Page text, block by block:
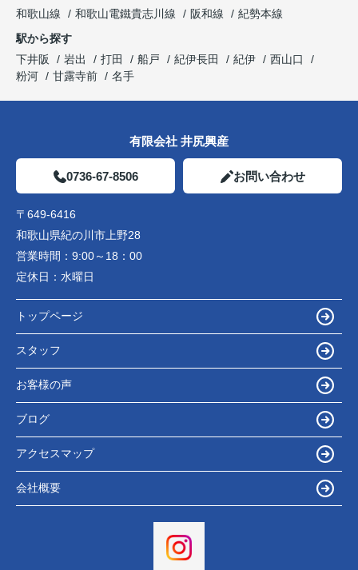
和歌山線
和歌山電鐵貴志川線 阪和線
紀勢本線
駅から探す
下井阪
岩出 打田 船戸 紀伊長田 紀伊
西山口
粉河
甘露寺前 名手
有限会社 井尻興産
0736-67-8506 お問い合わせ
〒649-6416
和歌山県紀の川市上野28
営業時間： 9:00～18：00
定休日： 水曜日
トップページ
スタッフ
お客様の声
ブログ
アクセスマップ
会社概要